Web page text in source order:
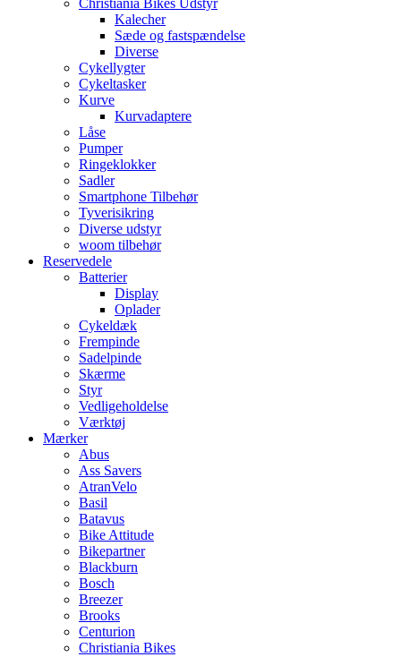
Kalecher
Sæde og fastspændelse
Diverse
Cykellygter
Cykeltasker
Kurve
Kurvadaptere
Låse
Pumper
Ringeklokker
Sadler
Smartphone Tilbehør
Tyverisikring
Diverse udstyr
woom tilbehør
Reservedele
Batterier
Display
Oplader
Cykeldæk
Frempinde
Sadelpinde
Skærme
Styr
Vedligeholdelse
Værktøj
Mærker
Abus
Ass Savers
AtranVelo
Basil
Batavus
Bike Attitude
Bikepartner
Blackburn
Bosch
Breezer
Brooks
Centurion
Christiania Bikes